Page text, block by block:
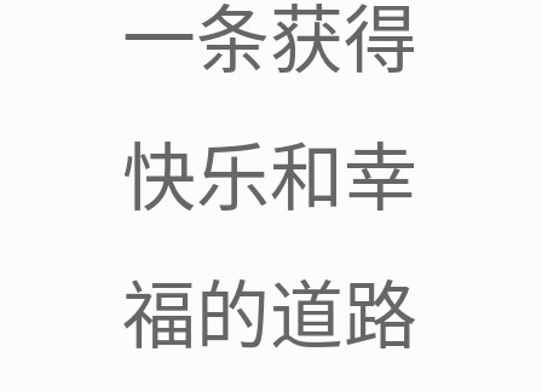
一条获得
快乐和幸
福的道路